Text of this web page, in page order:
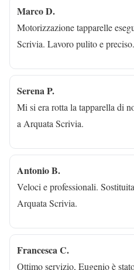
Marco D.
Motorizzazione tapparelle
Scrivia. Lavoro pulito e preciso.
Serena P.
Mi si era rotta la tapparella di
a Arquata Scrivia.
Antonio B.
Veloci e professionali.
Arquata Scrivia.
Francesca C.
Ottimo servizio, Eugenio è